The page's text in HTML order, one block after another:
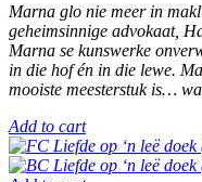
Marna glo nie meer in
geheimsinnige advokaat,
Marna se kunswerke
in die hof én in die lewe.
mooiste meesterstuk is…
Add to cart